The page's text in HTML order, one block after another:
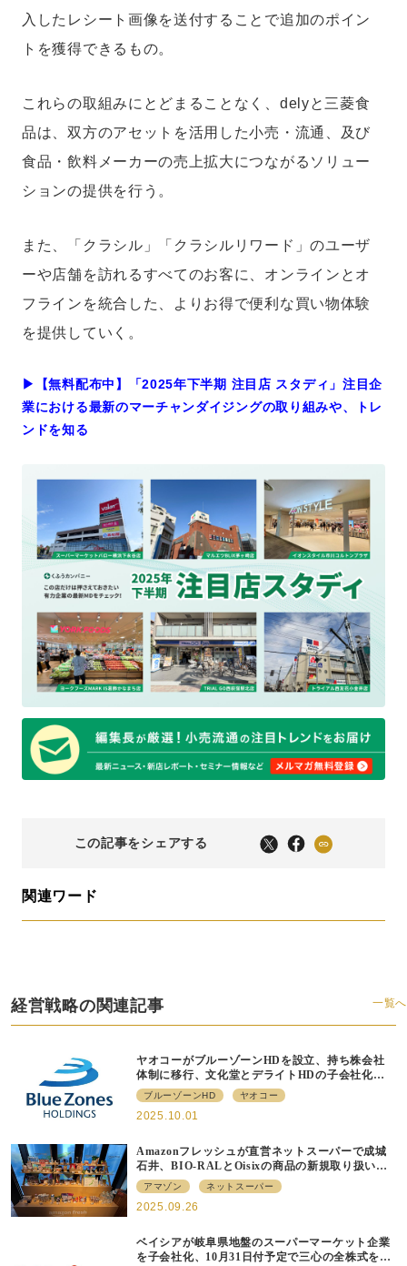
入したレシート画像を送付することで追加のポイン
トを獲得できるもの。
これらの取組みにとどまることなく、delyと三菱食
品は、双方のアセットを活用した小売・流通、及び
食品・飲料メーカーの売上拡大につながるソリュー
ションの提供を行う。
また、「クラシル」「クラシルリワード」のユーザ
ーや店舗を訪れるすべてのお客に、オンラインとオ
フラインを統合した、よりお得で便利な買い物体験
を提供していく。
▶︎【無料配布中】「2025年下半期 注目店 スタディ」注目企
業における最新のマーチャンダイジングの取り組みや、トレ
ンドを知る
この記事をシェアする
関連ワード
経営戦略の関連記事 一覧へ
ヤオコーがブルーゾーンHDを設立、持ち株会社
体制に移行、文化堂とデライトHDの子会社化も
発表
ブルーゾーンHD ヤオコー
2025.10.01
Amazonフレッシュが直営ネットスーパーで成城
石井、BIO-RALとOisixの商品の新規取り扱いを
拡大、ポップアップイベントも
アマゾン ネットスーパー
2025.09.26
ベイシアが岐阜県地盤のスーパーマーケット企業
を子会社化、10月31日付予定で三心の全株式を譲